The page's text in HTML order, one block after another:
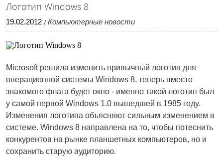
Логотип Windows 8
19.02.2012 / Компьютерные новости
Microsoft решила изменить привычный логотип для
операционной системы Windows 8, теперь вместо
знакомого флага будет окно - именно такой логотип был
у самой первой Windows 1.0 вышедшей в 1985 году.
Изменения логотипа объясняют сильным изменением в
системе. Windows 8 направлена на то, чтобы потеснить
конкурентов на рынке планшетных компьютеров, но и
сохранить старую аудиторию.